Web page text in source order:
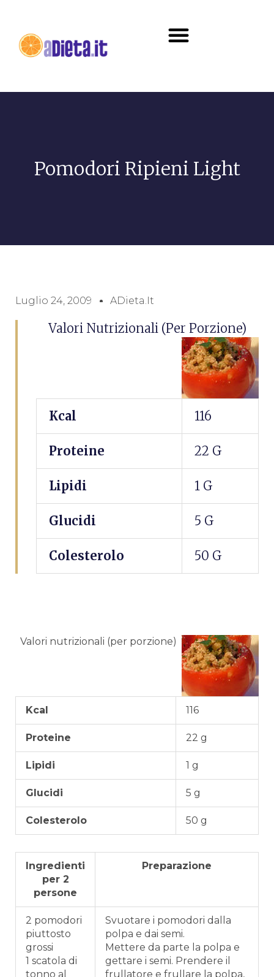
Pomodori Ripieni Light
Luglio 24, 2009 ADieta.it
Valori Nutrizionali (per Porzione)
Kcal 116
Proteine 22 G
Lipidi 1 G
Glucidi 5 G
Colesterolo 50 G
Valori nutrizionali (per porzione)
Kcal 116
Proteine 22 g
Lipidi 1 g
Glucidi 5 g
Colesterolo 50 g
Ingredienti
per 2
persone
Preparazione
2 pomodori
piuttosto
grossi
1 scatola di
tonno al
Svuotare i pomodori dalla
polpa e dai semi.
Mettere da parte la polpa e
gettare i semi. Prendere il
frullatore e frullare la polpa,